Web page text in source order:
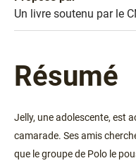
Sélection
Un livre soutenu par le
Résumé
Jelly, une adolescente, est
camarade. Ses amis
que le groupe de Polo le